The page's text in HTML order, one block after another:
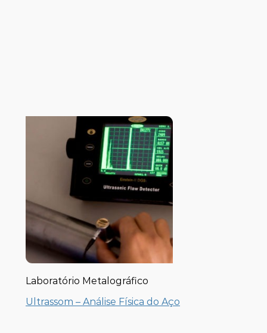
Laboratório Metalográfico
Ultrassom – Análise Física do Aço